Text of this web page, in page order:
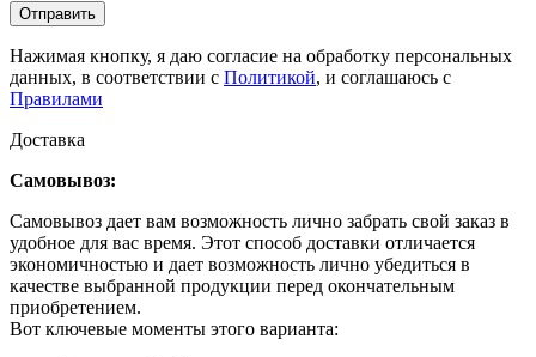
Отправить
Нажимая кнопку, я даю согласие на обработку персональных
данных, в соответствии с Политикой, и соглашаюсь с
Правилами
Доставка
Самовывоз:
Самовывоз дает вам возможность лично забрать свой заказ в
удобное для вас время. Этот способ доставки отличается
экономичностью и дает возможность лично убедиться в
качестве выбранной продукции перед окончательным
приобретением.
Вот ключевые моменты этого варианта: